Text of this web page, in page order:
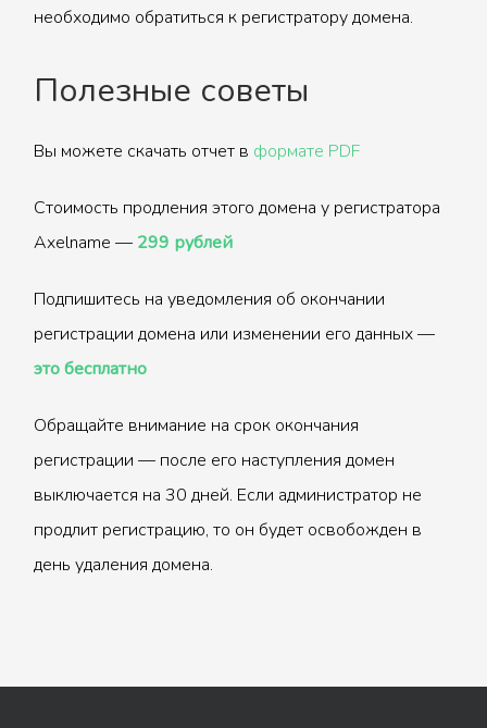
необходимо обратиться к регистратору домена.
Полезные советы
Вы можете скачать отчет в формате PDF
Стоимость продления этого домена у регистратора
Axelname — 299 рублей
Подпишитесь на уведомления об окончании
регистрации домена или изменении его данных —
это бесплатно
Обращайте внимание на срок окончания
регистрации — после его наступления домен
выключается на 30 дней. Если администратор не
продлит регистрацию, то он будет освобожден в
день удаления домена.